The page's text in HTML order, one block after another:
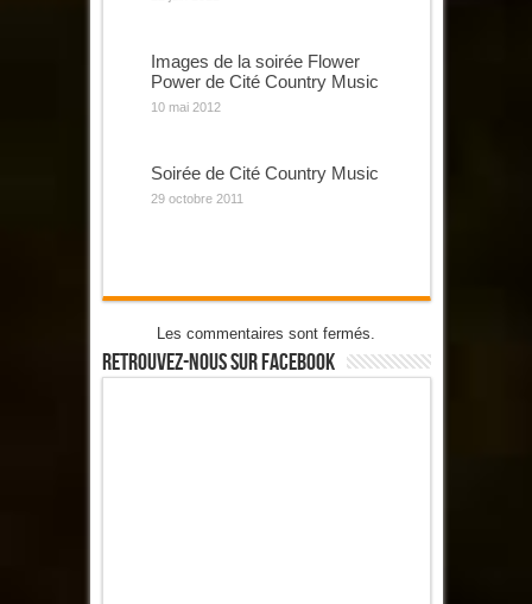
Images de la soirée Flower
Power de Cité Country Music
10 mai 2012
Soirée de Cité Country Music
29 octobre 2011
Les commentaires sont fermés.
Retrouvez-Nous Sur Facebook